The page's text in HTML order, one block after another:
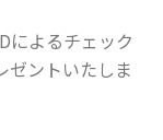
によるチェック
ゼントいたしま